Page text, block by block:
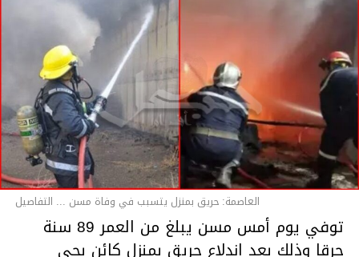
العاصمة: حريق بمنزل يتسبب في وفاة مسن ... التفاصيل
توفي يوم أمس مسن يبلغ من العمر 89 سنة
حرقا وذلك بعد اندلاع حريق بمنزل كائن بحي